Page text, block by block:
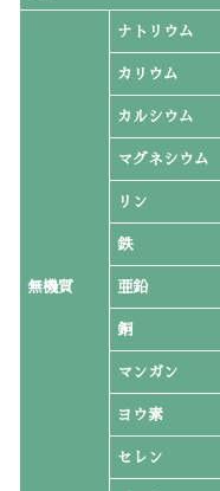
無機質
ナトリウム
カリウム
カルシウム
マグネシウム
リン
鉄
亜鉛
銅
マンガン
ヨウ素
セレン